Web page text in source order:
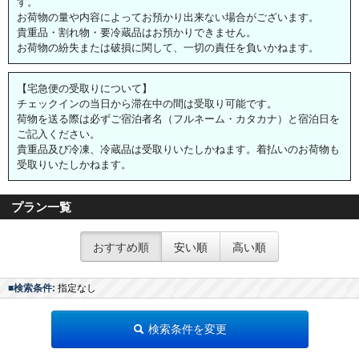
お荷物の量や内容によってお預かり出来ない場合がございます。
貴重品・割れ物・要冷蔵品はお預かりできません。
お荷物の紛失または破損に関して、一切の責任を負いかねます。
【宅急便の受取りについて】
チェックインの当日から滞在中の間は受取り可能です。
荷物を送る際は必ずご宿泊者名（フルネーム・カタカナ）と宿泊日を
ご記入ください。
貴重品及び冷凍、冷蔵品は受取りいたしかねます。着払いのお荷物も
受取りいたしかねます。
プラン一覧
おすすめ順 安い順 高い順
■検索条件: 指定なし
検索条件を変更